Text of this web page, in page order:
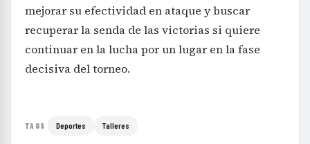
mejorar su efectividad en ataque y buscar
recuperar la senda de las victorias si quiere
continuar en la lucha por un lugar en la fase
decisiva del torneo.
TAGS Deportes Talleres